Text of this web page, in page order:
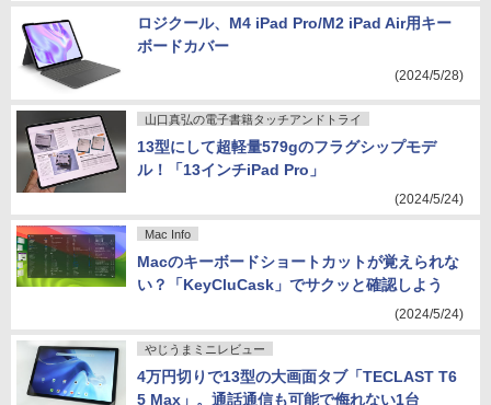
ロジクール、M4 iPad Pro/M2 iPad Air用キー
ボードカバー
(2024/5/28)
山口真弘の電子書籍タッチアンドトライ
13型にして超軽量579gのフラグシップモデ
ル！「13インチiPad Pro」
(2024/5/24)
Mac Info
Macのキーボードショートカットが覚えられな
い？「KeyCluCask」でサクッと確認しよう
(2024/5/24)
やじうまミニレビュー
4万円切りで13型の大画面タブ「TECLAST T6
5 Max」。通話通信も可能で侮れない1台